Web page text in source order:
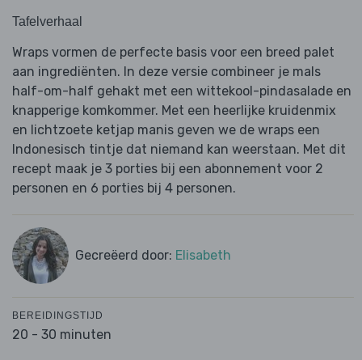
Tafelverhaal
Wraps vormen de perfecte basis voor een breed palet
aan ingrediënten. In deze versie combineer je mals
half-om-half gehakt met een wittekool-pindasalade en
knapperige komkommer. Met een heerlijke kruidenmix
en lichtzoete ketjap manis geven we de wraps een
Indonesisch tintje dat niemand kan weerstaan. Met dit
recept maak je 3 porties bij een abonnement voor 2
personen en 6 porties bij 4 personen.
Gecreëerd door: Elisabeth
BEREIDINGSTIJD
20 - 30 minuten